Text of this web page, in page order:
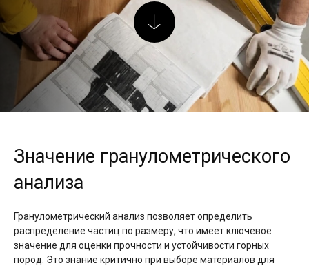
Значение гранулометрического
анализа
Гранулометрический анализ позволяет определить
распределение частиц по размеру, что имеет ключевое
значение для оценки прочности и устойчивости горных
пород. Это знание критично при выборе материалов для